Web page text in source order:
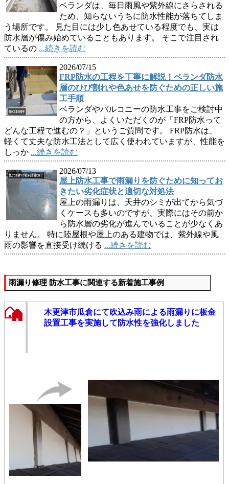
ベランダは、毎日雨風や紫外線にさらされる
ため、知らないうちに防水性能が落ちてしま
う場所です。 見た目には少し色あせている程度でも、実は
防水層が傷み始めていることもあります。 そこで注目され
ているの ...続きを読む
2026/07/15
FRP防水の工程を丁寧に解説！ベランダ防水
層のひび割れや色あせを防ぐための正しい施
工手順
ベランダやバルコニーの防水工事をご検討中
の方から、よくいただくのが「FRP防水って
どんな工程で進むの？」というご質問です。 FRP防水は、
軽くて丈夫な防水工法として広く使われていますが、性能を
しっか ...続きを読む
2026/07/13
屋上防水工事で雨漏りを防ぐために知ってお
きたい劣化症状と適切な対処法
屋上の雨漏りは、天井のシミが出てから気づ
くケースも多いのですが、実際にはその前か
ら防水層の劣化が進んでいることが少なくあ
りません。 特に陸屋根や屋上のある建物では、紫外線や風
雨の影響を直接受け続ける ...続きを読む
雨漏り修理 防水工事に関連する新着施工事例
木更津市瓜倉にて吹込み雨による雨漏りに板金
設置工事を実施して防水性を強化しました